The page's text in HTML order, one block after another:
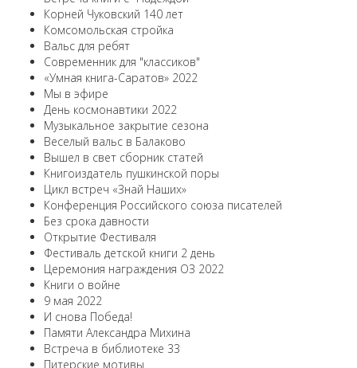
Корней Чуковский 140 лет
Комсомольская стройка
Вальс для ребят
Современник для "классиков"
«Умная книга-Саратов» 2022
Мы в эфире
День космонавтики 2022
Музыкальное закрытие сезона
Веселый вальс в Балаково
Вышел в свет сборник статей
Книгоиздатель пушкинской поры
Цикл встреч «Знай Наших»
Конференция Российского союза писателей
Без срока давности
Открытие Фестиваля
Фестиваль детской книги 2 день
Церемония награждения ОЗ 2022
Книги о войне
9 мая 2022
И снова Победа!
Памяти Александра Михина
Встреча в библиотеке 33
Питерские мотивы